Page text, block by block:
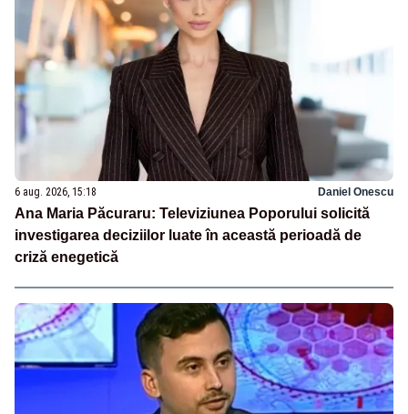
6 aug. 2026, 15:18 Daniel Onescu
Ana Maria Păcuraru: Televiziunea Poporului solicită
investigarea deciziilor luate în această perioadă de
criză enegetică